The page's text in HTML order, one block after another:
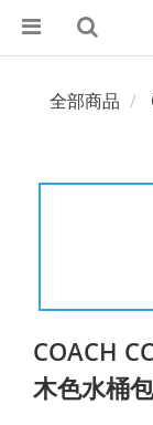
全部商品
COACH
木色水桶包